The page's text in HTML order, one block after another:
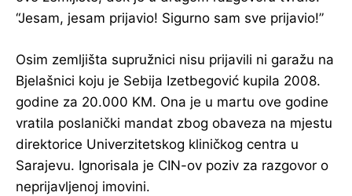
“Jesam, jesam prijavio! Sigurno sam sve prijavio!”
Osim zemljišta supružnici nisu prijavili ni garažu na
Bjelašnici koju je Sebija Izetbegović kupila 2008.
godine za 20.000 KM. Ona je u martu ove godine
vratila poslanički mandat zbog obaveza na mjestu
direktorice Univerzitetskog kliničkog centra u
Sarajevu. Ignorisala je CIN-ov poziv za razgovor o
neprijavljenoj imovini.